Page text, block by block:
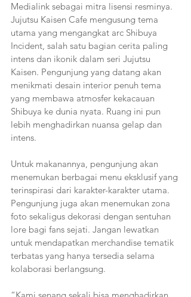
Medialink sebagai mitra lisensi resminya.
Jujutsu Kaisen Cafe mengusung tema
utama yang mengangkat arc Shibuya
Incident, salah satu bagian cerita paling
intens dan ikonik dalam seri Jujutsu
Kaisen. Pengunjung yang datang akan
menikmati desain interior penuh tema
yang membawa atmosfer kekacauan
Shibuya ke dunia nyata. Ruang ini pun
lebih menghadirkan nuansa gelap dan
intens.
Untuk makanannya, pengunjung akan
menemukan berbagai menu eksklusif yang
terinspirasi dari karakter-karakter utama.
Pengunjung juga akan menemukan zona
foto sekaligus dekorasi dengan sentuhan
lore bagi fans sejati. Jangan lewatkan
untuk mendapatkan merchandise tematik
terbatas yang hanya tersedia selama
kolaborasi berlangsung.